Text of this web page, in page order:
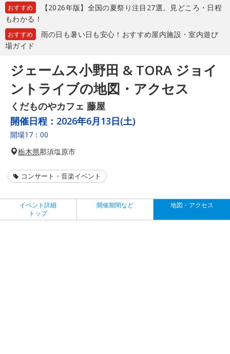
おすすめ
【2026年版】全国の夏祭り注目27選。見どころ・日程
もわかる！
おすすめ
雨の日も暑い日も安心！おすすめ屋内施設・室内遊び
場ガイド
ジェームス小野田 & TORA ジョイ
ントライブの地図・アクセス
くだものやカフェ 藤屋
開催日程： 2026年6月13日(土)
開場17：00
栃木県那須塩原市
コンサート・音楽イベント
イベント詳細
トップ
開催期間など 地図・アクセス